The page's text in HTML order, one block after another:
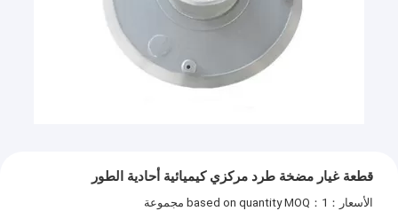
قطعة غيار مضخة طرد مركزي كيميائية أحادية الطور
الأسعار：based on quantity MOQ：1 مجموعة